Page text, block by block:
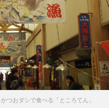
かつおダシで食べる「ところてん」